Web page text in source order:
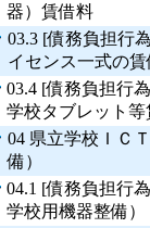
器）賃借料
03.3 [債務負担行
イセンス一式の
03.4 [債務負担行
学校タブレット等
04 県立学校ＩＣ
備）
04.1 [債務負担行
学校用機器整備）